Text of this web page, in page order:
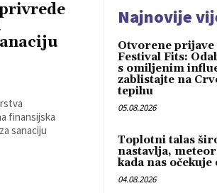
finansijska
sanaciju
Najnovije
Otvorene prijave
Festival Fits:
s omiljenim
zablistajte na
tepihu
05.08.2026
Toplotni talas
nastavlja,
kada nas očekuje
04.08.2026